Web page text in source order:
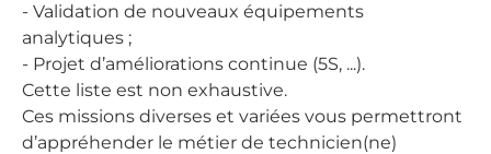
- Validation de nouveaux équipements
analytiques ;
- Projet d’améliorations continue (5S, ...).
Cette liste est non exhaustive.
Ces missions diverses et variées vous permettront
d’appréhender le métier de technicien(ne)